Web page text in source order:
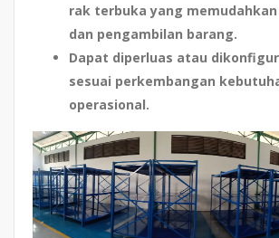
rak terbuka yang
dan pengambilan barang.
Dapat diperluas atau
sesuai perkembangan
operasional.